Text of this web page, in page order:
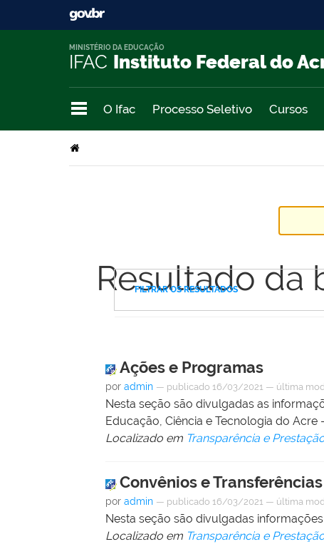
IFAC Instituto Federal do
MINISTÉRIO DA EDUCAÇÃO
O Ifac Processo Seletivo Cursos
Resultado da
FILTRAR OS RESULTADOS
Ações e Programas
por admin — publicado 16/03/2021 — última
Nesta seção são divulgadas as
Educação, Ciência e Tecnologia do Acre
Localizado em Transparência e
Convênios e Transferências
por admin — publicado 16/03/2021 — última
Nesta seção são divulgadas
Localizado em Transparência e